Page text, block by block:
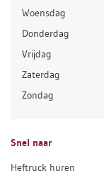
Woensdag
Donderdag
Vrijdag
Zaterdag
Zondag
Snel naar
Heftruck huren